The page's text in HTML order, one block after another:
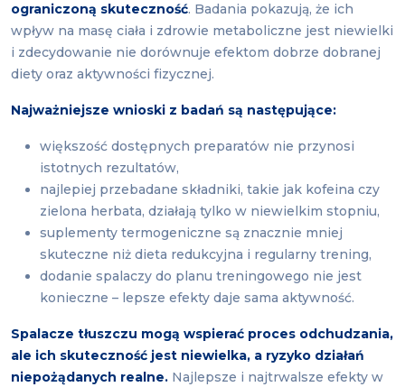
ograniczoną skuteczność. Badania pokazują, że ich
wpływ na masę ciała i zdrowie metaboliczne jest niewielki
i zdecydowanie nie dorównuje efektom dobrze dobranej
diety oraz aktywności fizycznej.
Najważniejsze wnioski z badań są następujące:
większość dostępnych preparatów nie przynosi
istotnych rezultatów,
najlepiej przebadane składniki, takie jak kofeina czy
zielona herbata, działają tylko w niewielkim stopniu,
suplementy termogeniczne są znacznie mniej
skuteczne niż dieta redukcyjna i regularny trening,
dodanie spalaczy do planu treningowego nie jest
konieczne – lepsze efekty daje sama aktywność.
Spalacze tłuszczu mogą wspierać proces odchudzania,
ale ich skuteczność jest niewielka, a ryzyko działań
niepożądanych realne. Najlepsze i najtrwalsze efekty w